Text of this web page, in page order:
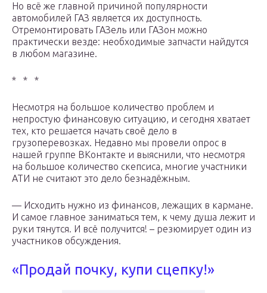
Но всё же главной причиной популярности
автомобилей ГАЗ является их доступность.
Отремонтировать ГАЗель или ГАЗон можно
практически везде: необходимые запчасти найдутся
в любом магазине.
* * *
Несмотря на большое количество проблем и
непростую финансовую ситуацию, и сегодня хватает
тех, кто решается начать своё дело в
грузоперевозках. Недавно мы провели опрос в
нашей группе ВКонтакте и выяснили, что несмотря
на большое количество скепсиса, многие участники
АТИ не считают это дело безнадёжным.
— Исходить нужно из финансов, лежащих в кармане.
И самое главное заниматься тем, к чему душа лежит и
руки тянутся. И всё получится! – резюмирует один из
участников обсуждения.
«Продай почку, купи сцепку!»